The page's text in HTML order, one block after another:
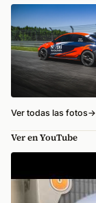
Ver todas las fotos→
Ver en YouTube